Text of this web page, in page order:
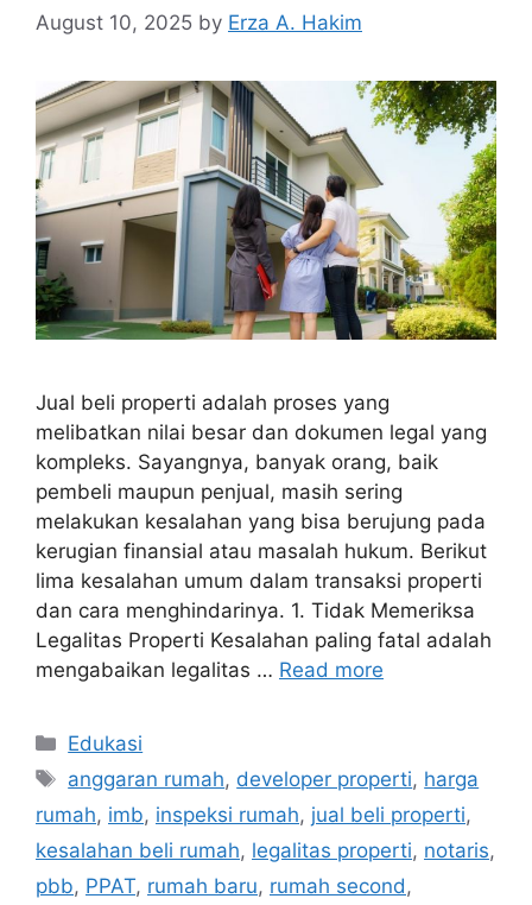
August 10, 2025 by Erza A. Hakim
Jual beli properti adalah proses yang
melibatkan nilai besar dan dokumen legal yang
kompleks. Sayangnya, banyak orang, baik
pembeli maupun penjual, masih sering
melakukan kesalahan yang bisa berujung pada
kerugian finansial atau masalah hukum. Berikut
lima kesalahan umum dalam transaksi properti
dan cara menghindarinya. 1. Tidak Memeriksa
Legalitas Properti Kesalahan paling fatal adalah
mengabaikan legalitas … Read more
Edukasi
anggaran rumah, developer properti, harga
rumah, imb, inspeksi rumah, jual beli properti,
kesalahan beli rumah, legalitas properti, notaris,
pbb, PPAT, rumah baru, rumah second ,